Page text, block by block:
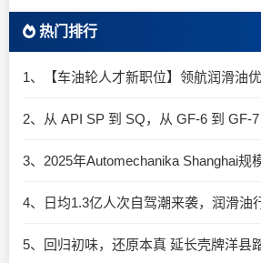
热门排行
1、【车油轮人才新职位】领航润滑油
4、日均1.3亿人次自驾潮来袭，润滑油
5、回归初味，还原本真 延长壳牌洋县